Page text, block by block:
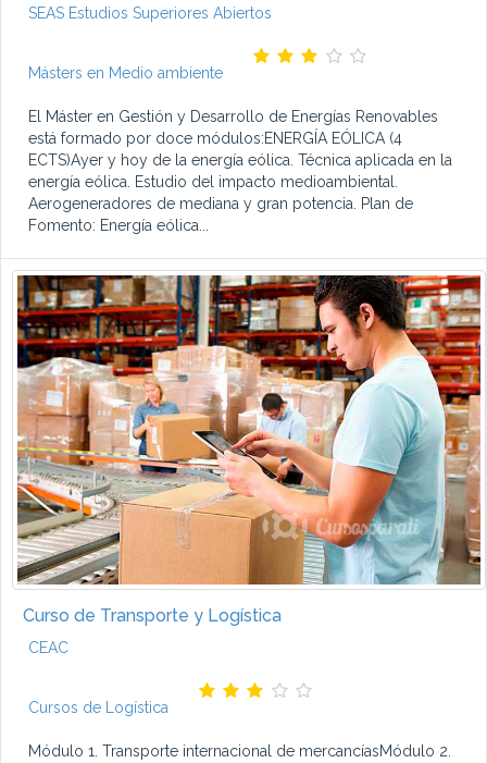
SEAS Estudios Superiores Abiertos
Másters en Medio ambiente
El Máster en Gestión y Desarrollo de Energías Renovables
está formado por doce módulos:ENERGÍA EÓLICA (4
ECTS)Ayer y hoy de la energía eólica. Técnica aplicada en la
energía eólica. Estudio del impacto medioambiental.
Aerogeneradores de mediana y gran potencia. Plan de
Fomento: Energía eólica...
Curso de Transporte y Logística
CEAC
Cursos de Logística
Módulo 1. Transporte internacional de mercancíasMódulo 2.